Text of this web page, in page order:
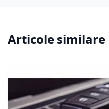
Articole similare